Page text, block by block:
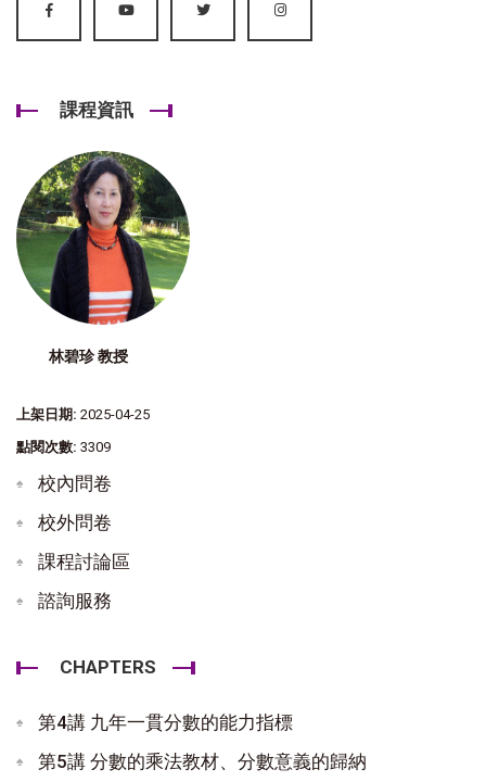
課程資訊
林碧珍 教授
上架日期: 2025-04-25
點閱次數: 3309
校內問卷
校外問卷
課程討論區
諮詢服務
CHAPTERS
第4講 九年一貫分數的能力指標
第5講 分數的乘法教材、分數意義的歸納